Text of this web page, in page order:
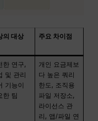
의 대상 주요 차이점
한 연구,
및 관리
기능이
한 팀
개인 요금제보
다 높은 쿼리
한도, 조직용
파일 저장소,
라이선스 관
리, 앱/파일 연